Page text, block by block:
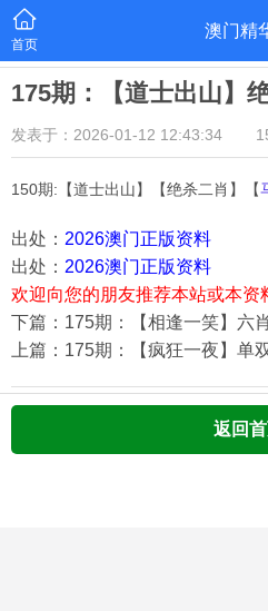
首页
澳门精
175期：【道士出山】
发表于：2026-01-12 12:43:34
150期:【道士出山】【绝杀二肖】【
出处： 2026澳门正版资料
出处： 2026澳门正版资料
欢迎向您的朋友推荐本站或本资
下篇：175期：【相逢一笑】六
上篇：175期：【疯狂一夜】单
返回